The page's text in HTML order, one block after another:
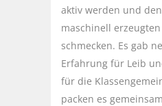
aktiv werden und
maschinell
schmecken. Es gab
Erfahrung für Leib
für die
packen es